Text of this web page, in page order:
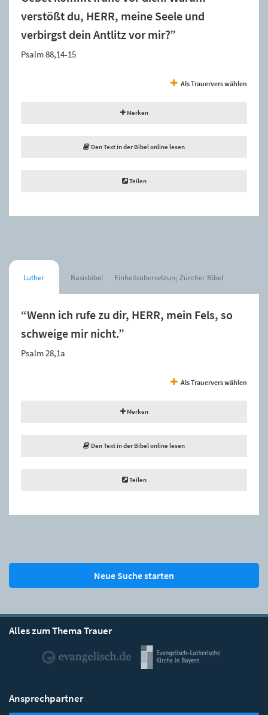
verstößt du, HERR, meine Seele und
verbirgst dein Antlitz vor mir?”
Psalm 88,14-15
Als Trauervers wählen
Merken
Den Text in der Bibel online lesen
Teilen
Luther Basisbibel Einheitsübersetzung Zürcher Bibel
“Wenn ich rufe zu dir, HERR, mein Fels, so
schweige mir nicht.”
Psalm 28,1a
Als Trauervers wählen
Merken
Den Text in der Bibel online lesen
Teilen
Neue Suche starten
Alles zum Thema Trauer
Ansprechpartner